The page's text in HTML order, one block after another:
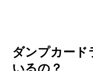
ダンプカード